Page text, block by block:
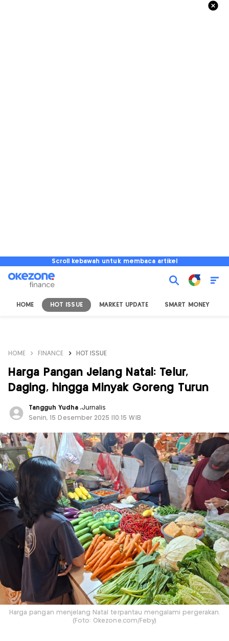
Scroll kebawah untuk membaca artikel
HOME HOT ISSUE MARKET UPDATE SMART MONEY
HOME FINANCE HOT ISSUE
Harga Pangan Jelang Natal: Telur,
Daging, hingga Minyak Goreng Turun
Tangguh Yudha ,Jurnalis
Senin, 15 Desember 2025 |10:15 WIB
Harga pangan menjelang Natal terpantau mengalami pergerakan.
(Foto: Okezone.com/Feby)